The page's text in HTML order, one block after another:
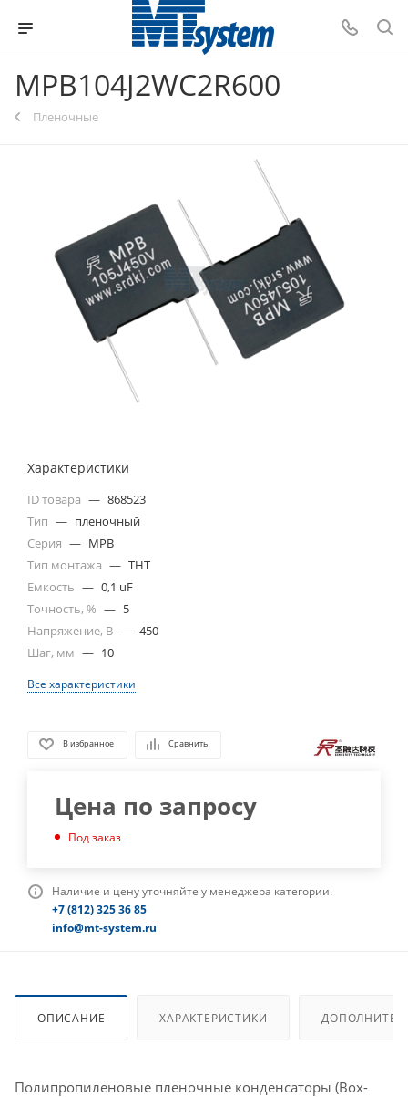
MPB104J2WC2R600
Пленочные
Характеристики
ID товара — 868523
Тип — пленочный
Серия — MPB
Тип монтажа — THT
Емкость — 0,1 uF
Точность, % — 5
Напряжение, В — 450
Шаг, мм — 10
Все характеристики
В избранное Сравнить
Цена по запросу
Под заказ
Наличие и цену уточняйте у менеджера категории.
+7 (812) 325 36 85
info@mt-system.ru
ОПИСАНИЕ ХАРАКТЕРИСТИКИ
Полипропиленовые пленочные конденсаторы (Box-